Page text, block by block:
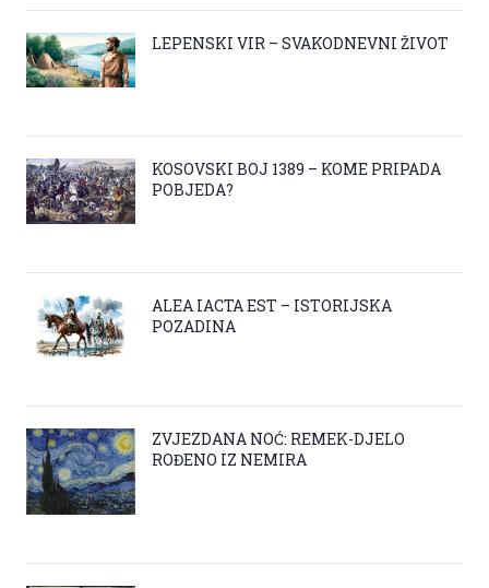
LEPENSKI VIR – SVAKODNEVNI ŽIVOT
KOSOVSKI BOJ 1389 – KOME PRIPADA
POBJEDA?
ALEA IACTA EST – ISTORIJSKA
POZADINA
ZVJEZDANA NOĆ: REMEK-DJELO
ROĐENO IZ NEMIRA